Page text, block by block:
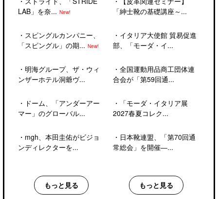
LAB」を奈... New!
・ スピングルカンパニー、
「スピングル」の期... New!
・ 明海グループ、ザ・ウィ
ンザーホテル洞爺ヴ...
・ ドーム、「アンダーアー
マー」のグローバル...
・ mgh、本田圭佑がビジョ
ンディレクターを...
もっと見る
「紳士靴の基礎講座～...
・ イタリア大使館 貿易促進
部、「モーダ・イ...
・ 全国運動用品商工団体連
合会が「第59回通...
・
「モーダ・イタリア展
2027春夏コレク...
・ 日本靴連盟、「第70回通
常総会」を開催―...
もっと見る